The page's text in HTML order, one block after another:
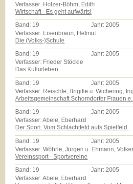
Verfasser: Holzer-Böhm, Edith
Wirtschaft - Es geht aufwärts!
Band: 19 Jahr: 2005
Verfasser: Eisenbraun, Helmut
Die (Volks-)Schule
Band: 19 Jahr:2005
Verfasser: Frieder Stöckle
Das Kulturleben
Band: 19 Jahr: 2005
Verfasser: Reischle, Brigitte u. Wichering,
Arbeitsgemeinschaft Schorndorfer Frauen e.
Band: 19 Jahr:2005
Verfasser: Abele, Eberhard
Der Sport. Vom Schlachtfeld aufs Spielfeld.
Band: 19 Jahr: 2005
Verfasser: Wöhrle, Jürgen u. Ehmann, Volker
Vereinssport - Sportvereine
Band: 19 Jahr:2005
Verfasser: Abele, Eberhard